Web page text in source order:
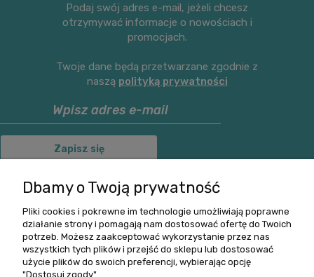
Podaj swój adres e-mail, jeżeli chcesz
otrzymywać informacje o nowościach i
promocjach.
Twoje dane będą przetwarzane zgodnie z
naszą polityką prywatności
Zapisz się
O nas
Informacje
Dbamy o Twoją prywatność
Pliki cookies i pokrewne im technologie umożliwiają poprawne
działanie strony i pomagają nam dostosować ofertę do Twoich
potrzeb. Możesz zaakceptować wykorzystanie przez nas
wszystkich tych plików i przejść do sklepu lub dostosować
użycie plików do swoich preferencji, wybierając opcję
"Dostosuj zgody".